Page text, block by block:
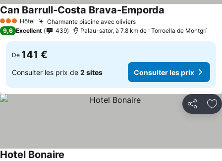
3 ÉtoilesHôtel Charmante piscine avec oliviers
Can Barrull-Costa Brava-Emporda
9,6 Excellent 439 Palau-sator, à 7.8 km de : Torroella de Montgrí
De 141 €
Consulter les prix de 2 sites Consulter les prix
Partager
Hotel Bonaire